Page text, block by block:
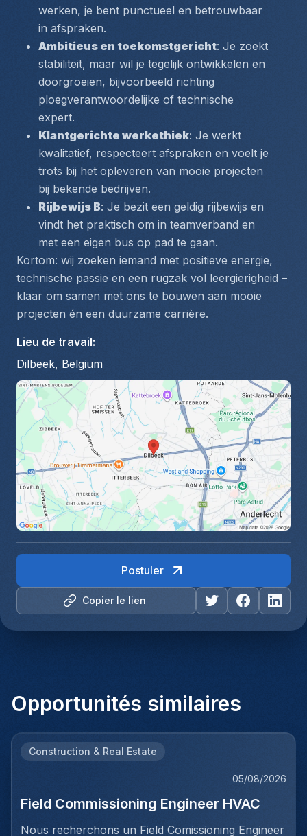
werken, je bent punctueel en betrouwbaar
in afspraken.
Ambitieus en toekomstgericht: Je zoekt
stabiliteit, maar wil je tegelijk ontwikkelen en
doorgroeien, bijvoorbeeld richting
ploegverantwoordelijke of technische
expert.
Klantgerichte werkethiek: Je werkt
kwalitatief, respecteert afspraken en voelt je
trots bij het opleveren van mooie projecten
bij bekende bedrijven.
Rijbewijs B: Je bezit een geldig rijbewijs en
vindt het praktisch om in teamverband en
met een eigen bus op pad te gaan.
Kortom: wij zoeken iemand met positieve energie,
technische passie en een rugzak vol leergierigheid –
klaar om samen met ons te bouwen aan mooie
projecten én een duurzame carrière.
Lieu de travail:
Dilbeek, Belgium
Copier le lien
Postuler
Opportunités similaires
Construction & Real Estate
05/08/2026
Field Commissioning Engineer HVAC
Nous recherchons un Field Comissioning Engineer